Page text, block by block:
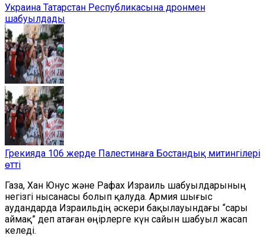
Украина Татарстан Республикасына дронмен
шабуылдады
Грекияда 106 жерде Палестинаға Бостандық митингілері
өтті
Газа, Хан Юнус және Рафах Израиль шабуылдарының
негізгі нысанасы болып қалуда. Армия шығыс
аудандарда Израильдің әскери бақылауындағы “сары
аймақ” деп атаған өңірлерге күн сайын шабуыл жасап
келеді.